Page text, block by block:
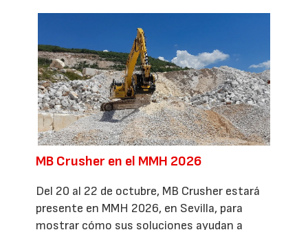
MB Crusher en el MMH 2026
Del 20 al 22 de octubre, MB Crusher estará
presente en MMH 2026, en Sevilla, para
mostrar cómo sus soluciones ayudan a